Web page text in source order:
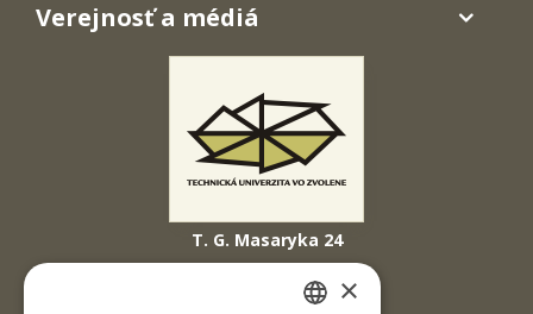
T. G. Masaryka 24
960 01 Zvolen
Verejnosť a médiá
×